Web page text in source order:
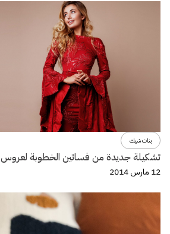
بنات شيك
تشكيلة جديدة من فساتين الخطوبة لعروس 2014 بألوان الطيف
12 مارس 2014